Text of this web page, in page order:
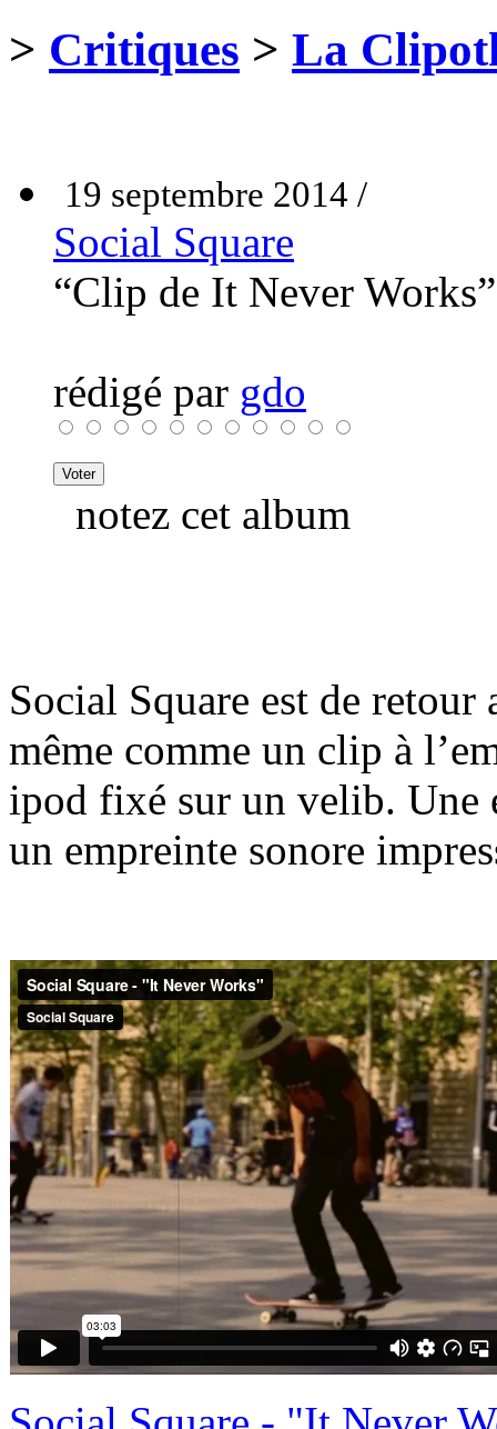
> Critiques > La
19 septembre 2014 /
Social Square
“Clip de It Never
rédigé par gdo
notez cet album
Social Square est de
même comme un clip à
ipod fixé sur un velib. Une
un empreinte sonore